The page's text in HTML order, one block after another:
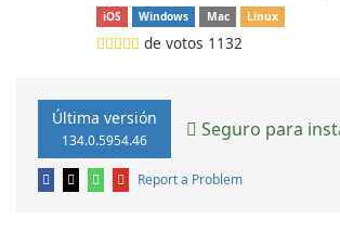
iOS
Windows Mac Linux
de votos 1132
Última versión
134.0.5954.46 Seguro para
Report a Problem